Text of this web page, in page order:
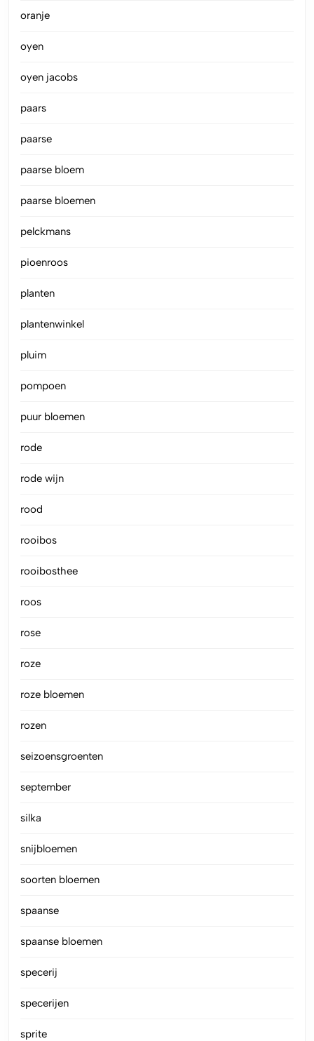
oranje
oyen
oyen jacobs
paars
paarse
paarse bloem
paarse bloemen
pelckmans
pioenroos
planten
plantenwinkel
pluim
pompoen
puur bloemen
rode
rode wijn
rood
rooibos
rooibosthee
roos
rose
roze
roze bloemen
rozen
seizoensgroenten
september
silka
snijbloemen
soorten bloemen
spaanse
spaanse bloemen
specerij
specerijen
sprite